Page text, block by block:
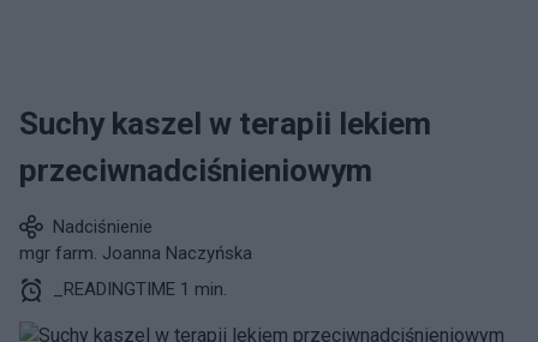
Suchy kaszel w terapii lekiem
przeciwnadciśnieniowym
Nadciśnienie
mgr farm. Joanna Naczyńska
_READINGTIME 1 min.